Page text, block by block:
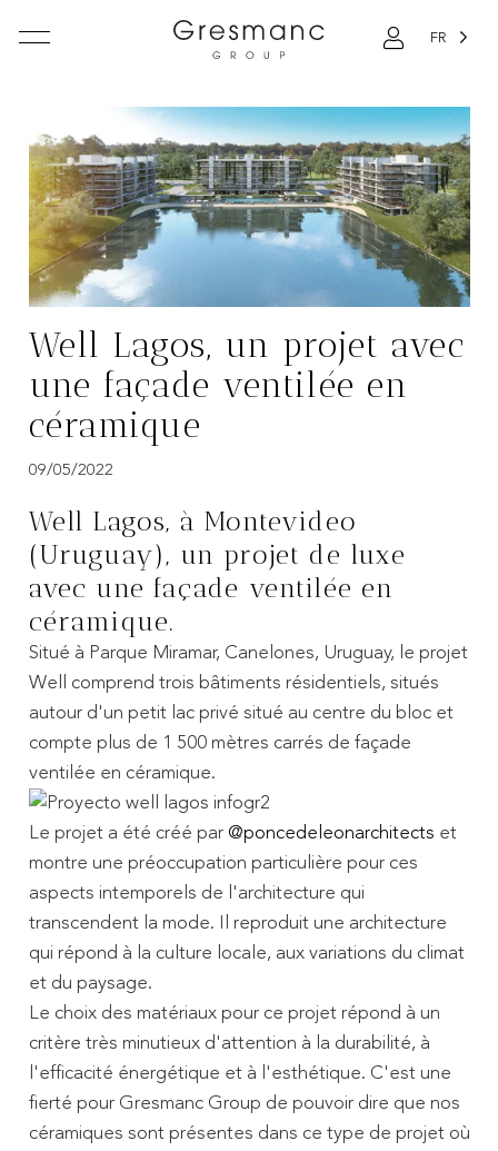
FR
Well Lagos, un projet avec
une façade ventilée en
céramique
09/05/2022
Well Lagos, à Montevideo
(Uruguay), un projet de luxe
avec une façade ventilée en
céramique.
Situé à Parque Miramar, Canelones, Uruguay, le projet
Well comprend trois bâtiments résidentiels, situés
autour d'un petit lac privé situé au centre du bloc et
compte plus de 1 500 mètres carrés de façade
ventilée en céramique.
Le projet a été créé par @poncedeleonarchitects et
montre une préoccupation particulière pour ces
aspects intemporels de l'architecture qui
transcendent la mode. Il reproduit une architecture
qui répond à la culture locale, aux variations du climat
et du paysage.
Le choix des matériaux pour ce projet répond à un
critère très minutieux d'attention à la durabilité, à
l'efficacité énergétique et à l'esthétique. C'est une
fierté pour Gresmanc Group de pouvoir dire que nos
céramiques sont présentes dans ce type de projet où